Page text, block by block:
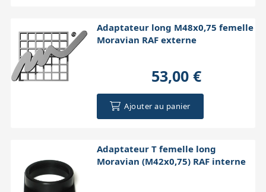
Adaptateur long M48x0,75 femelle
Moravian RAF externe
53,00 €
Ajouter au panier
Adaptateur T femelle long
Moravian (M42x0,75) RAF interne